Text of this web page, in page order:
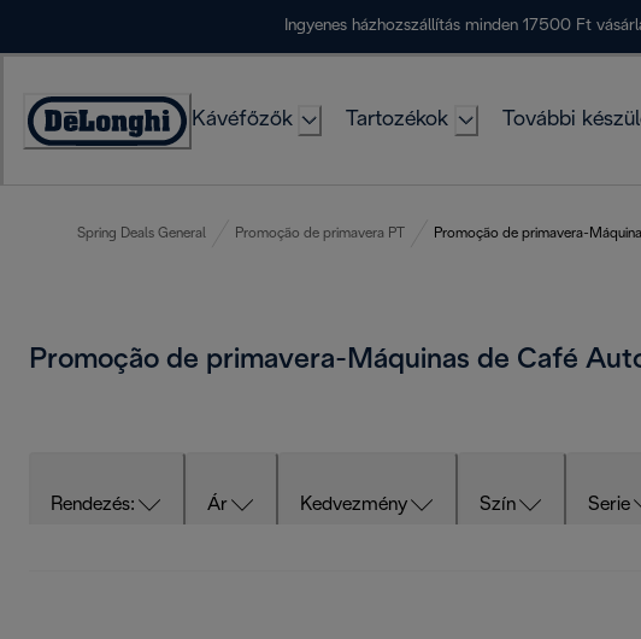
Ingyenes házhozszállítás minden 17500 Ft
Accessibility
Kávéfőzők Tartozékok További
Spring Deals General Promoção de primavera PT Promoção de primavera-
Promoção de primavera-Máquinas de Café
Rendezés: Ár Kedvezmény Szín Serie